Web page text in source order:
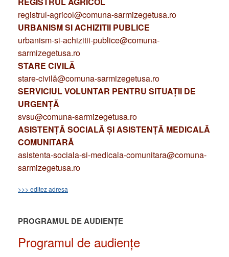
registrul-agricol@comuna-sarmizegetusa.ro
URBANISM SI ACHIZITII PUBLICE
urbanism-si-achizitii-publice@comuna-
sarmizegetusa.ro
STARE CIVILĂ
stare-civilă@comuna-sarmizegetusa.ro
SERVICIUL VOLUNTAR PENTRU SITUAȚII DE
URGENȚĂ
svsu@comuna-sarmizegetusa.ro
ASISTENȚĂ SOCIALĂ ȘI ASISTENȚĂ MEDICALĂ
COMUNITARĂ
asistenta-sociala-si-medicala-comunitara@comuna-
sarmizegetusa.ro
>>> editez adresa
PROGRAMUL DE AUDIENȚE
Programul de audiențe